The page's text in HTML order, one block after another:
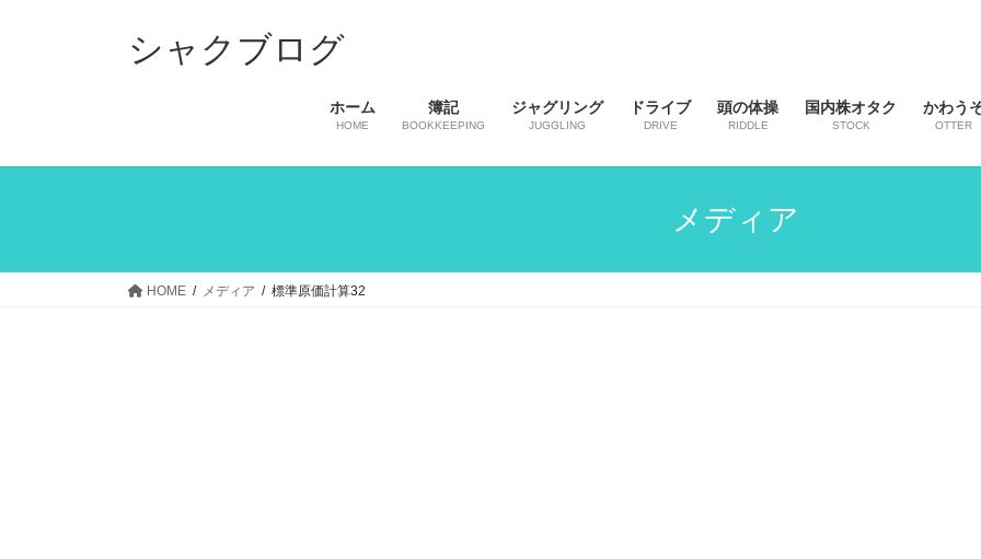
ス
ン
シャクブログ
ホーム
HOME
簿記
BOOKKEEPING
ジャグリング
JUGGLING
ドライブ
DRIVE
頭の体操
RIDDLE
国内株オタク
STOCK
かわう
OTTER
メディア
HOME メディア 標準原価計算32